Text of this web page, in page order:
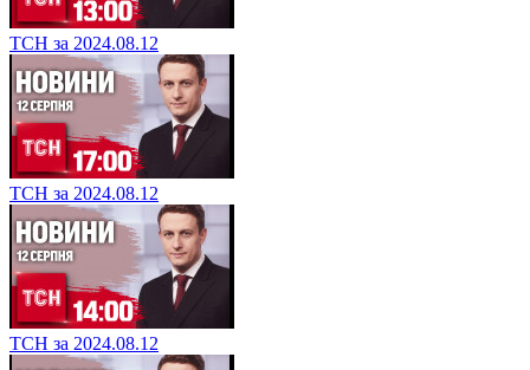
ТСН за 2024.08.12
ТСН за 2024.08.12
ТСН за 2024.08.12